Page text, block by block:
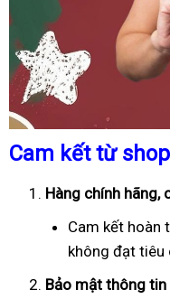
Cam kết từ
Hàng chính hãng,
Cam kết hoàn
không đạt tiêu
Bảo mật thông tin